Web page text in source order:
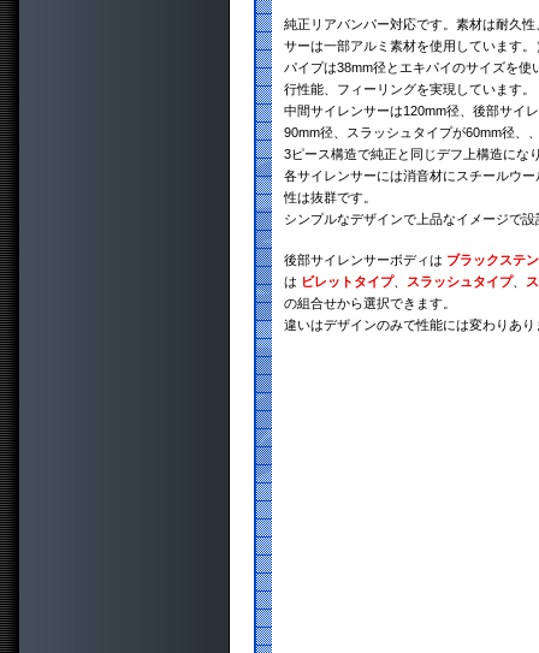
純正リアバンパー対応です。素材は耐久
サーは一部アルミ素材を使用しています
パイプは38mm径とエキパイのサイズを
行性能、フィーリングを実現しています。
中間サイレンサーは120mm径、後部サイ
90mm径、スラッシュタイプが60mm径、
3ピース構造で純正と同じデフ上構造にな
各サイレンサーには消音材にスチールウ
性は抜群です。
シンプルなデザインで上品なイメージで
後部サイレンサーボディは ブラックステ
は ビレットタイプ、 スラッシュタイプ、
の組合せから選択できます。
違いはデザインのみで性能には変わりあ